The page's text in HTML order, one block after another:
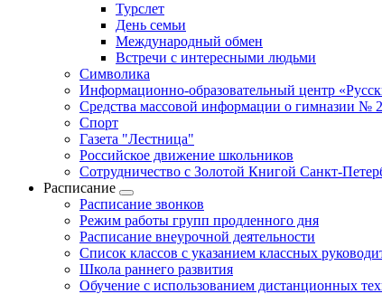
Турслет
День семьи
Международный обмен
Встречи с интересными людьми
Символика
Информационно-образовательный центр
Средства массовой информации о гимназии №
Спорт
Газета "Лестница"
Российское движение школьников
Сотрудничество с Золотой Книгой Санкт-
Расписание
Расписание звонков
Режим работы групп продленного дня
Расписание внеурочной деятельности
Список классов с указанием классных
Школа раннего развития
Обучение с использованием дистанционных